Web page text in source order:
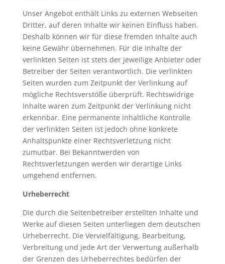
Unser Angebot enthält Links zu externen Webseiten
Dritter, auf deren Inhalte wir keinen Einfluss haben.
Deshalb können wir für diese fremden Inhalte auch
keine Gewähr übernehmen. Für die Inhalte der
verlinkten Seiten ist stets der jeweilige Anbieter oder
Betreiber der Seiten verantwortlich. Die verlinkten
Seiten wurden zum Zeitpunkt der Verlinkung auf
mögliche Rechtsverstöße überprüft. Rechtswidrige
Inhalte waren zum Zeitpunkt der Verlinkung nicht
erkennbar. Eine permanente inhaltliche Kontrolle
der verlinkten Seiten ist jedoch ohne konkrete
Anhaltspunkte einer Rechtsverletzung nicht
zumutbar. Bei Bekanntwerden von
Rechtsverletzungen werden wir derartige Links
umgehend entfernen.
Urheberrecht
Die durch die Seitenbetreiber erstellten Inhalte und
Werke auf diesen Seiten unterliegen dem deutschen
Urheberrecht. Die Vervielfältigung, Bearbeitung,
Verbreitung und jede Art der Verwertung außerhalb
der Grenzen des Urheberrechtes bedürfen der